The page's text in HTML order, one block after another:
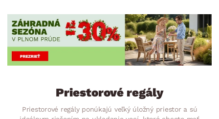
Priestorové regály
Priestorové regály ponúkajú veľký úložný priestor a sú